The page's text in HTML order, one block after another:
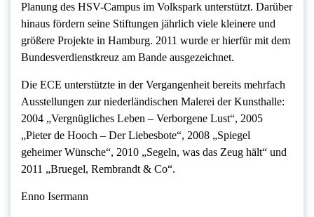
Planung des HSV-Campus im Volkspark unterstützt. Darüber
hinaus fördern seine Stiftungen jährlich viele kleinere und
größere Projekte in Hamburg. 2011 wurde er hierfür mit dem
Bundesverdienstkreuz am Bande ausgezeichnet.
Die ECE unterstützte in der Vergangenheit bereits mehrfach
Ausstellungen zur niederländischen Malerei der Kunsthalle:
2004 „Vergnügliches Leben – Verborgene Lust“, 2005
„Pieter de Hooch – Der Liebesbote“, 2008 „Spiegel
geheimer Wünsche“, 2010 „Segeln, was das Zeug hält“ und
2011 „Bruegel, Rembrandt & Co“.
Enno Isermann